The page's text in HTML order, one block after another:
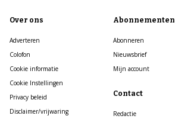
Over ons
Adverteren
Colofon
Cookie informatie
Cookie Instellingen
Privacy beleid
Disclaimer/vrijwaring
Abonnementen
Abonneren
Nieuwsbrief
Mijn account
Contact
Redactie